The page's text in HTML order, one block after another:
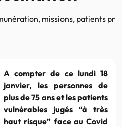
missions, patients
A compter de ce lundi 18
janvier, les personnes de
plus de 75 ans et les patients
vulnérables jugés “à très
haut risque” face au Covid